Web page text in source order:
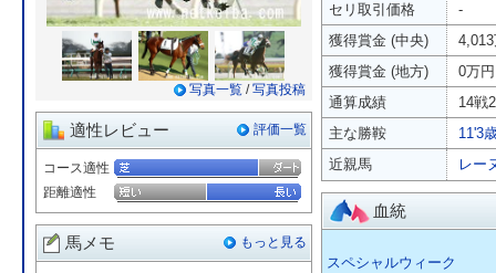
写真一覧 /写真投稿
適性レビュー 評価一覧
コース適性
距離適性
馬メモ もっと見る
セリ取引価格
-
獲得賞金 (中央)
獲得賞金 (地方)
0万円
通算成績
14戦
主な勝鞍
11'3
近親馬
レー
血統
スペシャルウィーク